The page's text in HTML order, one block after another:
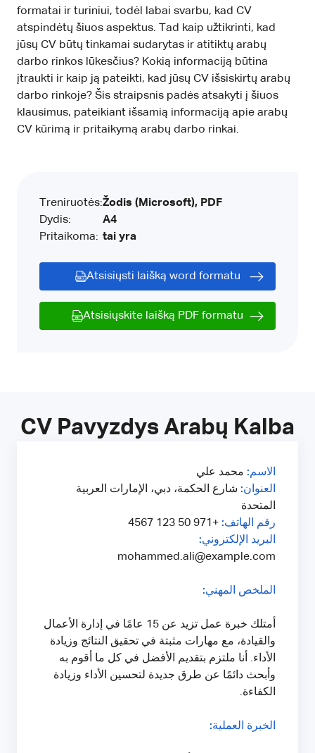
formatai ir turiniui, todėl labai svarbu, kad CV
atspindėtų šiuos aspektus. Tad kaip užtikrinti, kad
jūsų CV būtų tinkamai sudarytas ir atitiktų arabų
darbo rinkos lūkesčius? Kokią informaciją būtina
įtraukti ir kaip ją pateikti, kad jūsų CV išsiskirtų arabų
darbo rinkoje? Šis straipsnis padės atsakyti į šiuos
klausimus, pateikiant išsamią informaciją apie arabų
CV kūrimą ir pritaikymą arabų darbo rinkai.
Treniruotės:
Dydis:
Pritaikoma:
Žodis (Microsoft), PDF
A4
tai yra
Atsisiųsti laišką word formatu
Atsisiųskite laišką PDF formatu
CV Pavyzdys Arabų Kalba
الاسم: محمد علي
العنوان: شارع الحكمة، دبي، الإمارات العربية
المتحدة
رقم الهاتف: +971 50 123 4567
البريد الإلكتروني:
mohammed.ali@example.com
الملخص المهني:
أمتلك خبرة عمل تزيد عن 15 عامًا في إدارة الأعمال
والقيادة، مع مهارات مثبتة في تحقيق النتائج وزيادة
الأداء. أنا ملتزم بتقديم الأفضل في كل ما أقوم به
وأبحث دائمًا عن طرق جديدة لتحسين الأداء وزيادة
الكفاءة.
الخبرة العملية: